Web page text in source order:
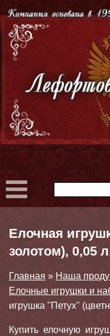
Елочная
золотом), 0,05
Главная » Наша
Елочные игрушки и
игрушка "Петух"
Купить елочную